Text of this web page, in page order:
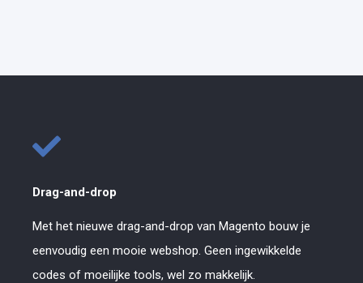
Drag-and-drop
Met het nieuwe drag-and-drop van Magento bouw je
eenvoudig een mooie webshop. Geen ingewikkelde
codes of moeilijke tools, wel zo makkelijk.